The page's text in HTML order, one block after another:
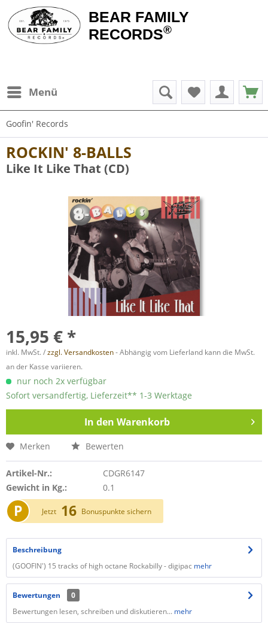
BEAR FAMILY
RECORDS®
Menü
Goofin' Records
ROCKIN' 8-BALLS
Like It Like That (CD)
15,95 € *
inkl. MwSt. /zzgl. Versandkosten- Abhängig vom Lieferland kann die MwSt.
an der Kasse variieren.
nur noch 2x verfügbar
Sofort versandfertig, Lieferzeit** 1-3 Werktage
In den Warenkorb
Merken Bewerten
Artikel-Nr.:
CDGR6147
Gewicht in Kg.:
0.1
P Jetzt 16 Bonuspunkte sichern
Beschreibung
(GOOFIN') 15 tracks of high octane Rockabilly - digipac mehr
Bewertungen
0
Bewertungen lesen, schreiben und diskutieren... mehr